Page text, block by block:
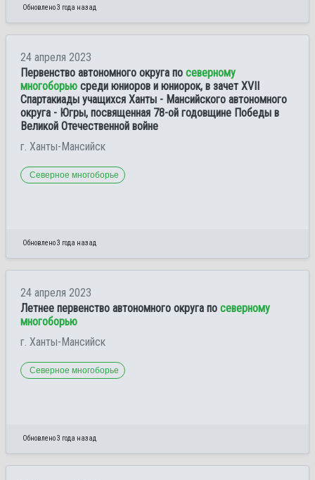
Обновлено 3 года назад
24 апреля 2023
Первенство автономного округа по северному
многоборью среди юниоров и юниорок, в зачет XVII
Спартакиады учащихся Ханты - Мансийского автономного
округа - Югры, посвященная 78-ой годовщине Победы в
Великой Отечественной войне
г. Ханты-Мансийск
Северное многоборье
Обновлено 3 года назад
24 апреля 2023
Летнее первенство автономного округа по северному
многоборью
г. Ханты-Мансийск
Северное многоборье
Обновлено 3 года назад